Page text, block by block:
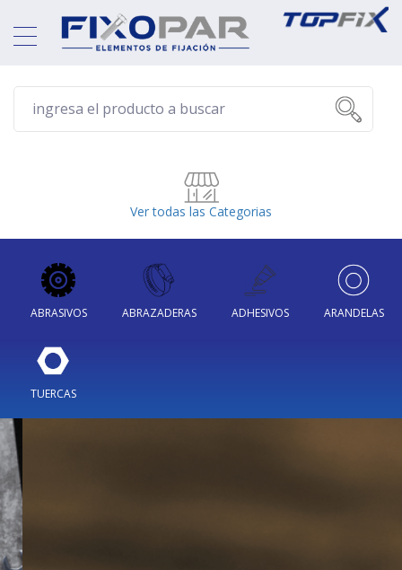
Ver todas las Categorias
ABRASIVOS ABRAZADERAS ADHESIVOS ARANDELAS
TUERCAS